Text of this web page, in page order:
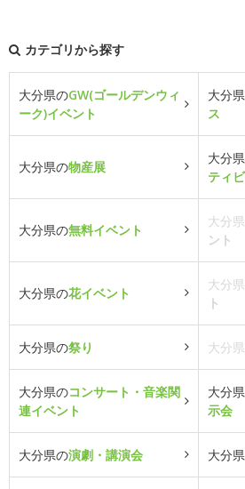
カテゴリから探す
大分県のGW(ゴールデンウィ
ーク)イベント
大分
ス
大分県の物産展
大分
ティ
大分県の無料イベント
大分
ント
大分県の花イベント
大分
ト
大分県の祭り 大分
大分県のコンサート・音楽関
連イベント
大分
示会
大分県の演劇・講演会 大分